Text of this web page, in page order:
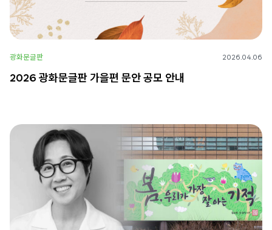
광화문글판 2026.04.06
2026 광화문글판 가을편 문안 공모 안내